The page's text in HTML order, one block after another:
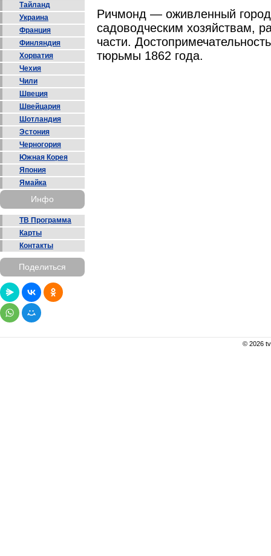
Тайланд
Украина
Франция
Финляндия
Хорватия
Чехия
Чили
Швеция
Швейцария
Шотландия
Эстония
Черногория
Южная Корея
Япония
Ямайка
Инфо
ТВ Программа
Карты
Контакты
Поделиться
Ричмонд — оживленный
садоводческим хозяйствам,
части.
тюрьмы 1862 года.
© 2026